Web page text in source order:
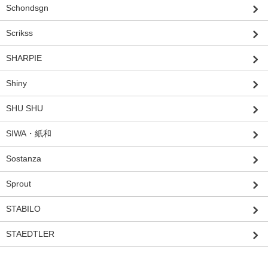
Schondsgn
Scrikss
SHARPIE
Shiny
SHU SHU
SIWA・紙和
Sostanza
Sprout
STABILO
STAEDTLER